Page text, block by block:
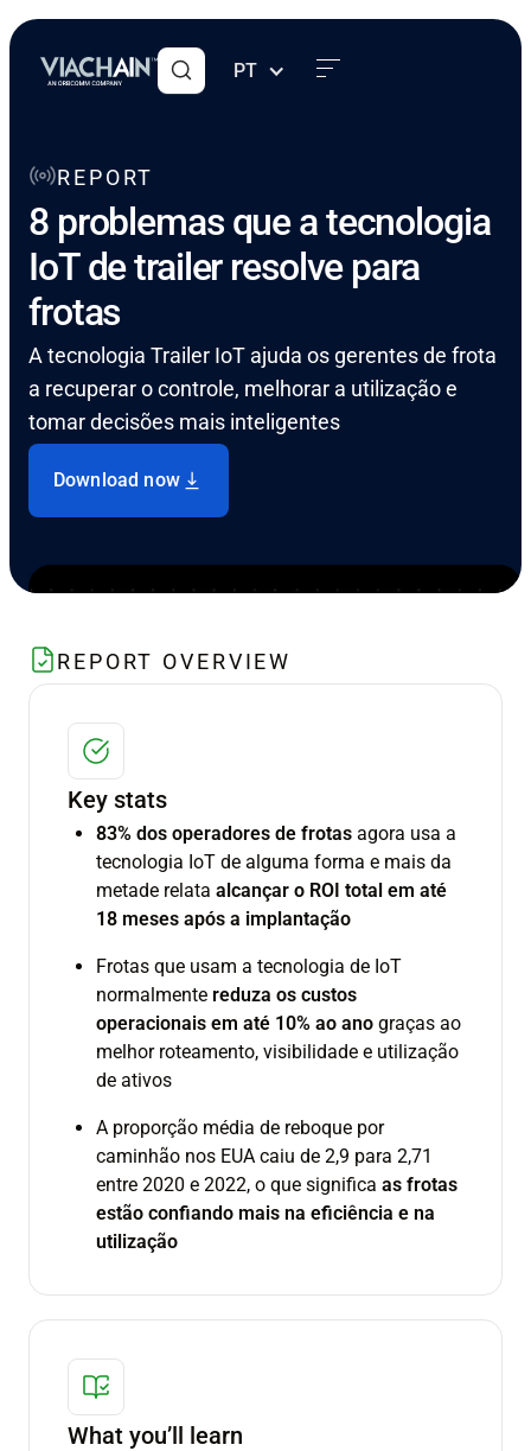
PT
REPORT
8 problemas que a tecnologia
IoT de trailer resolve para
frotas
A tecnologia Trailer IoT ajuda os gerentes de frota
a recuperar o controle, melhorar a utilização e
tomar decisões mais inteligentes
Download now
REPORT OVERVIEW
Key stats
83% dos operadores de frotas agora usa a
tecnologia IoT de alguma forma e mais da
metade relata alcançar o ROI total em até
18 meses após a implantação
Frotas que usam a tecnologia de IoT
normalmente reduza os custos
operacionais em até 10% ao ano graças ao
melhor roteamento, visibilidade e utilização
de ativos
A proporção média de reboque por
caminhão nos EUA caiu de 2,9 para 2,71
entre 2020 e 2022, o que significa as frotas
estão confiando mais na eficiência e na
utilização
What you’ll learn